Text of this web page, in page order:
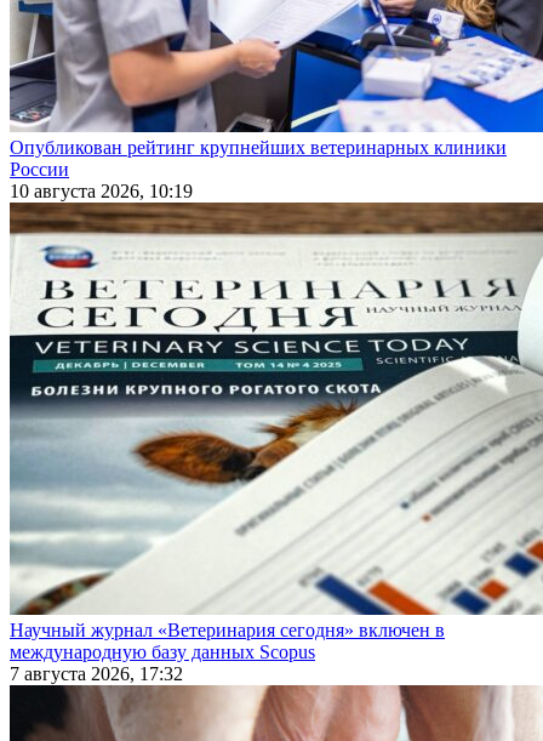
Опубликован рейтинг крупнейших ветеринарных клиники
России
10 августа 2026, 10:19
Научный журнал «Ветеринария сегодня» включен в
международную базу данных Scopus
7 августа 2026, 17:32